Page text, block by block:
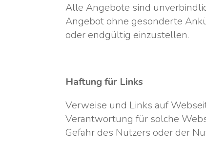
Alle Angebote sind
Angebot ohne gesonderte
oder endgültig einzustellen.
Haftung für Links
Verweise und Links auf
Verantwortung für solche
Gefahr des Nutzers oder der